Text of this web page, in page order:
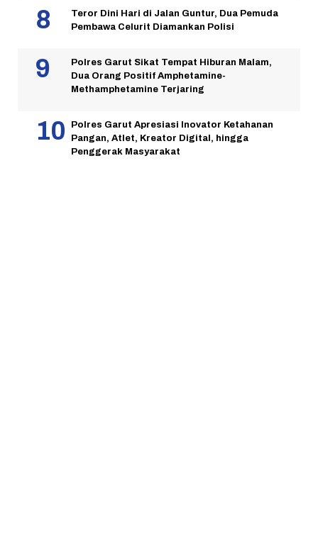
Teror Dini Hari di Jalan Guntur, Dua Pemuda
Pembawa Celurit Diamankan Polisi
Polres Garut Sikat Tempat Hiburan Malam,
Dua Orang Positif Amphetamine-
Methamphetamine Terjaring
Polres Garut Apresiasi Inovator Ketahanan
Pangan, Atlet, Kreator Digital, hingga
Penggerak Masyarakat